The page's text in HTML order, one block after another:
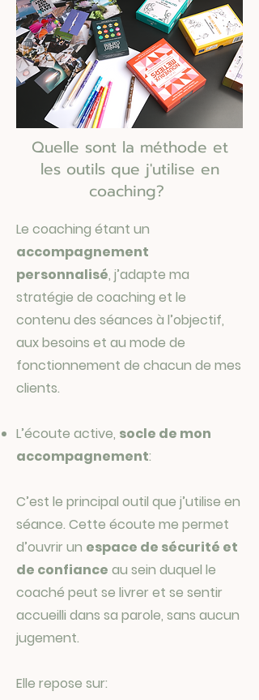
Quelle sont la méthode et
les outils que j'utilise en
coaching?
Le coaching étant un
accompagnement
personnalisé, j’adapte ma
stratégie de coaching et le
contenu des séances à l’objectif,
aux besoins et au mode de
fonctionnement de chacun de mes
clients.
L’écoute active, socle de mon
accompagnement:
C’est le principal outil que j’utilise en
séance. Cette écoute me permet
d’ouvrir un espace de sécurité et
de confiance au sein duquel le
coaché peut se livrer et se sentir
accueilli dans sa parole, sans aucun
jugement.
Elle repose sur: